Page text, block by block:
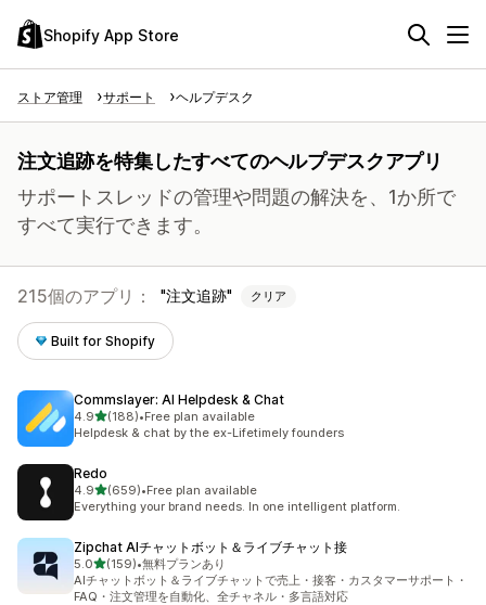
Shopify App Store
ストア管理 サポート ヘルプデスク
注文追跡を特集したすべてのヘルプデスクアプリ
サポートスレッドの管理や問題の解決を、1か所で
すべて実行できます。
215個のアプリ： 注文追跡 クリア
Built for Shopify
Commslayer: AI Helpdesk & Chat
4.95つ星中
(188)
合計レビュー数：188件
•Free plan available
Helpdesk & chat by the ex-Lifetimely founders
Redo
4.95つ星中
(659)
合計レビュー数：659件
•Free plan available
Everything your brand needs. In one intelligent platform.
Zipchat AIチャットボット＆ライブチャット接
5.05つ星中
(159)
合計レビュー数：159件
•無料プランあり
AIチャットボット＆ライブチャットで売上・接客・カスタマーサポート・
FAQ・注文管理を自動化、全チャネル・多言語対応